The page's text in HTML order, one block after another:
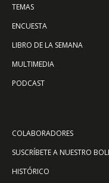
TEMAS
ENCUESTA
LIBRO DE LA SEMANA
MULTIMEDIA
PODCAST
COLABORADORES
SUSCRÍBETE A NUESTRO
HISTÓRICO